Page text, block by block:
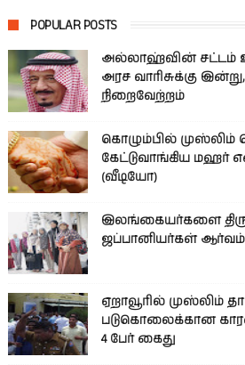
POPULAR POSTS
அல்லாஹ்வின் சட்டம்
அரச வாரிசுக்கு
நிறைவேற்றம்
கொழும்பில் முஸ்லிம்
கேட்டுவாங்கிய மஹர்
(வீடியோ)
இலங்கையர்களை
ஜப்பானியர்கள் ஆர்வம்
ஏறாவூரில் முஸ்லிம்
படுகொலைக்கான
4 பேர் கைது